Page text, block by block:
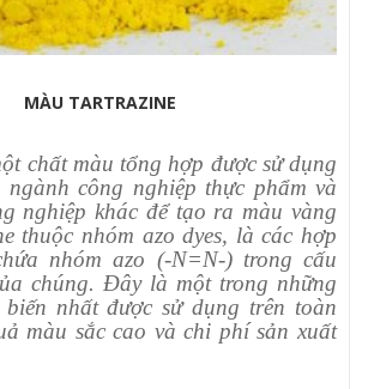
MÀU TARTRAZINE
chất màu tổng hợp được sử dụng
công nghiệp thực phẩm và
nghiệp khác để tạo ra màu vàng
thuộc nhóm azo dyes, là các hợp
nhóm azo (-N=N-) trong cấu
chúng. Đây là một trong những
nhất được sử dụng trên toàn
màu sắc cao và chi phí sản xuất